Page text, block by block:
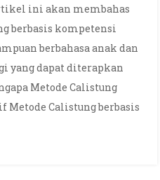
ini akan membahas
berbasis kompetensi
berbahasa anak dan
yang dapat diterapkan
Metode Calistung
Metode Calistung berbasis